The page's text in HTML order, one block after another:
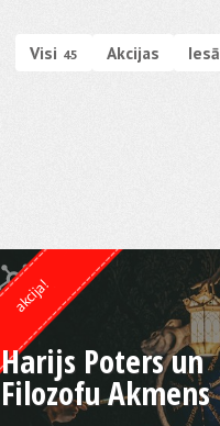
Visi 45 Akcijas
Weasgley
akcija!
Harijs Poters un
Filozofu Akmens